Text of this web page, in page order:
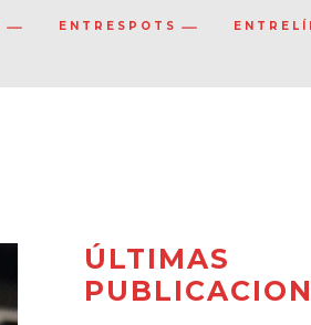
ENTRESPOTS
ÚLTIMAS